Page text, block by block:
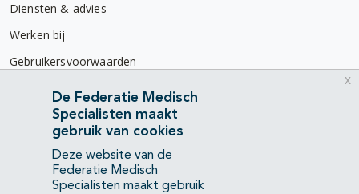
Diensten & advies
Werken bij
Gebruikersvoorwaarden
Privacyverklaring
Contact
Mercatorlaan 1200
3528 BL Utrecht
De Federatie Medisch
Specialisten maakt
gebruik van cookies
Deze website van de
Federatie Medisch
Specialisten maakt gebruik
x